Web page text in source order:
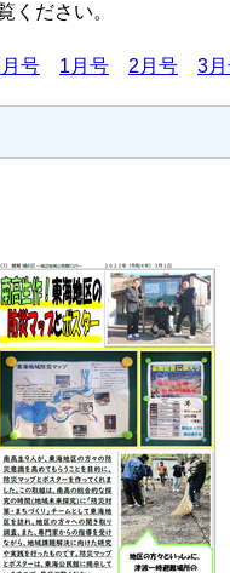
ください。
号 1月号 2月号 3